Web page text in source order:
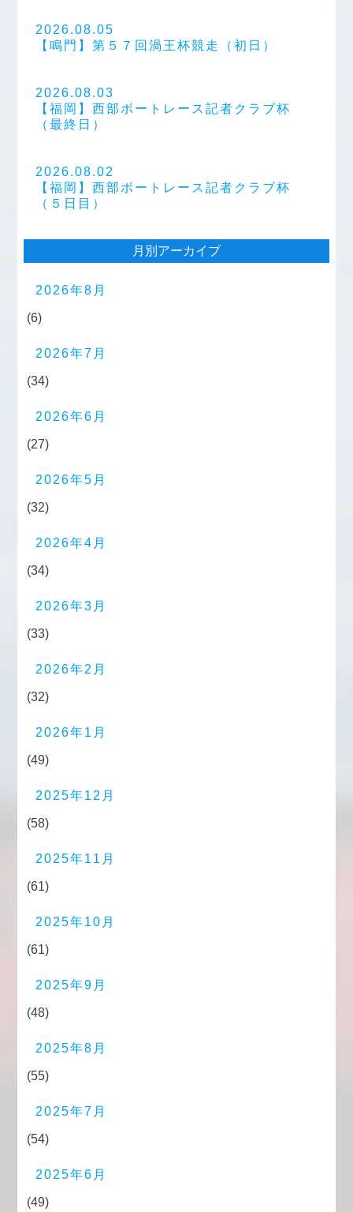
2026.08.05
【鳴門】第５７回渦王杯競走（初日）
2026.08.03
【福岡】西部ボートレース記者クラブ杯
（最終日）
2026.08.02
【福岡】西部ボートレース記者クラブ杯
（５日目）
月別アーカイブ
2026年8月
(6)
2026年7月
(34)
2026年6月
(27)
2026年5月
(32)
2026年4月
(34)
2026年3月
(33)
2026年2月
(32)
2026年1月
(49)
2025年12月
(58)
2025年11月
(61)
2025年10月
(61)
2025年9月
(48)
2025年8月
(55)
2025年7月
(54)
2025年6月
(49)